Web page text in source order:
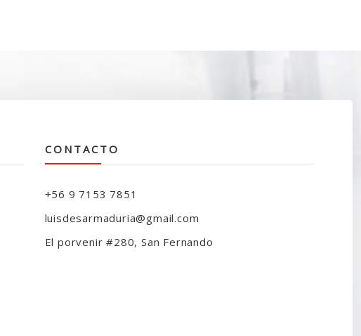
CONTACTO
+56 9 7153 7851
luisdesarmaduria@gmail.com
El porvenir #280, San Fernando